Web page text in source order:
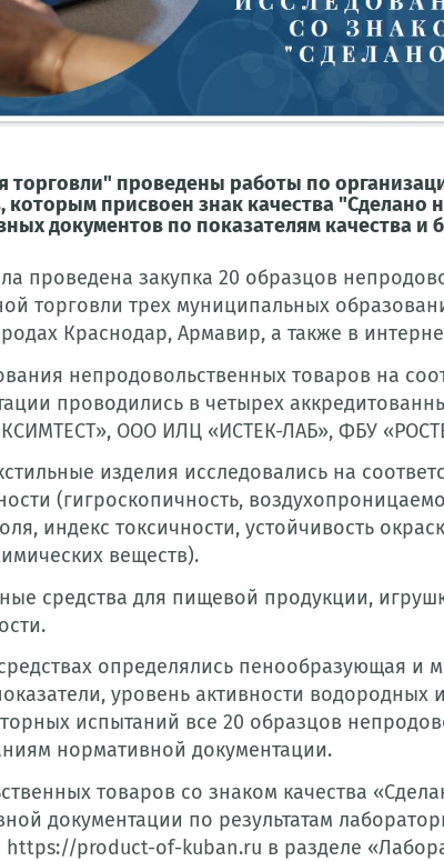
торговли" проведены работы по
которым присвоен знак качества "Сделано
документов по показателям качества и
проведена закупка 20 образцов
торговли трех муниципальных
Краснодар, Армавир, а также в
непродовольственных товаров на
проводились в четырех
ООО ИЛЦ «ИСТЕК-ЛАБ», ФБУ
изделия исследовались на
(гигроскопичность,
индекс токсичности, устойчивость
веществ).
средства для пищевой продукции,
определялись пенообразующая и
уровень активности водородных
испытаний все 20 образцов
нормативной документации.
товаров со знаком качества
документации по результатам
https://product-of-kuban.ru в разделе